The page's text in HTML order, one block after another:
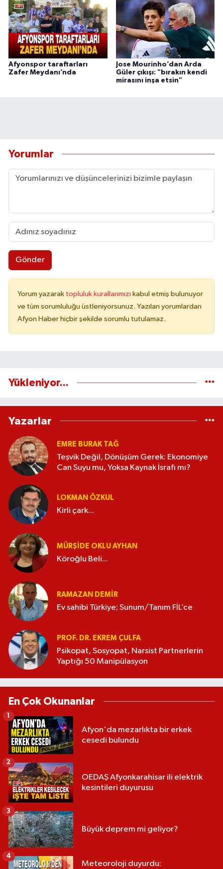
Afyonspor taraftarları
Zafer Meydanı’nda
Jose Mourinho’dan Arda
Güler çıkışı: "bırakın kendi
mirasını inşa etsin"
Yorumlar
Gönder
Yorum yazarak topluluk kurallarımızı kabul etmiş bulunuyor
ve tüm sorumluluğu üstleniyorsunuz. Yazılan yorumlardan
Afyon Haber hiçbir şekilde sorumlu tutulamaz.
Yükleniyor...
Yazarlar
EMRE BURAK TAĞ
Teşvik Değil, Dönüşüm Gerek: Ekonomiye
Can Suyu mu, Yoksa Kaynak İsrafı mı?
LOKMAN ÖZKUL
Kirli çark...
MÜRŞIDE OKLU AYHAN
Köroğlu Beli...
RAMAZAN DEMİR
Ev sahibi Türkiye; Sunum/Tanım FİL’ce
PROF. DR. EKREM ÇULFA
Psikopat, Sosyopat, Narsist Partnerlerin
Yaptığı 50 Manipülasyon
En Çok Okunanlar
Afyon'da mezarlıkta bir erkek
cesedi bulundu
1
OEDAŞ Afyonkarahisar ili elektrik
kesintileri duyurusu
2
Büyük deprem mi geliyor?
3
Meteoroloji duyurdu:
4